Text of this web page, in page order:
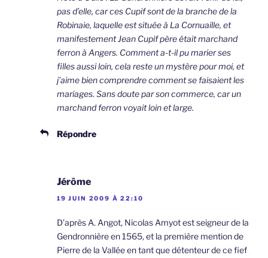
pas d’elle, car ces Cupif sont de la branche de la
Robinaie, laquelle est située à La Cornuaille, et
manifestement Jean Cupif père était marchand
ferron à Angers. Comment a-t-il pu marier ses
filles aussi loin, cela reste un mystère pour moi, et
j’aime bien comprendre comment se faisaient les
mariages. Sans doute par son commerce, car un
marchand ferron voyait loin et large.
Répondre
Jérôme
19 JUIN 2009 À 22:10
D’après A. Angot, Nicolas Amyot est seigneur de la
Gendronnière en 1565, et la première mention de
Pierre de la Vallée en tant que détenteur de ce fief